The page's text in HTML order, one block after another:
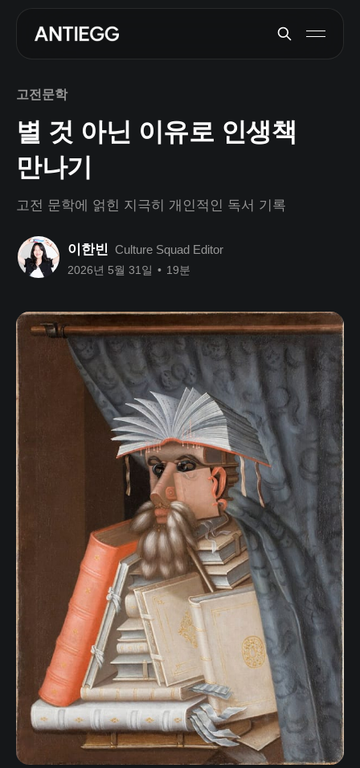
고전문학
별 것 아닌 이유로 인생책
만나기
고전 문학에 얽힌 지극히 개인적인 독서 기록
이한빈 Culture Squad Editor
2026년 5월 31일 • 19분